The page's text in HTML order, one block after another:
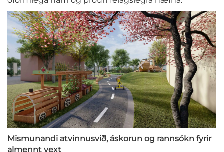
Mismunandi atvinnusvið, áskorun og rannsókn fyrir
almennt vext